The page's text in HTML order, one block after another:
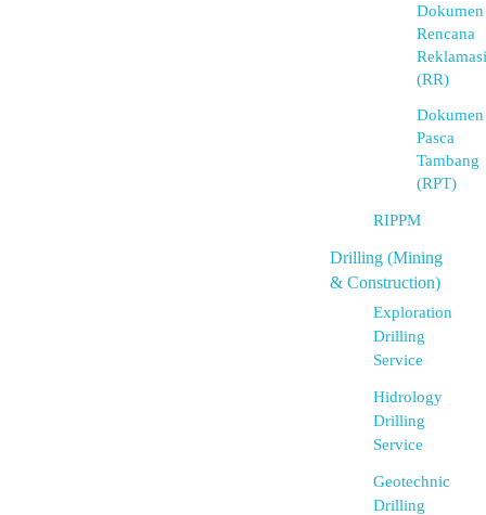
Dokumen
Rencana
Reklamasi
(RR)
Dokumen
Pasca
Tambang
(RPT)
RIPPM
Drilling (Mining
& Construction)
Exploration
Drilling
Service
Hidrology
Drilling
Service
Geotechnic
Drilling